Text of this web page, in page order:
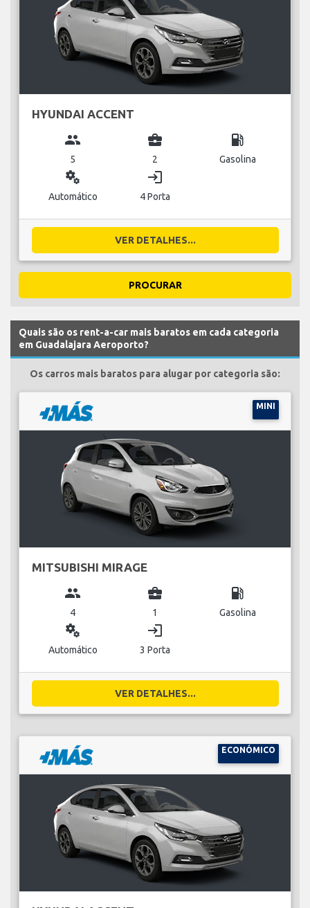
HYUNDAI ACCENT
group
5
business_center
2
local_gas_station
Gasolina
miscellaneous_services
Automático
login
4 Porta
VER DETALHES...
PROCURAR
Quais são os rent-a-car mais baratos em cada categoria
em Guadalajara Aeroporto?
Os carros mais baratos para alugar por categoria são:
MINI
MITSUBISHI MIRAGE
group
4
business_center
1
local_gas_station
Gasolina
miscellaneous_services
Automático
login
3 Porta
VER DETALHES...
ECONÓMICO